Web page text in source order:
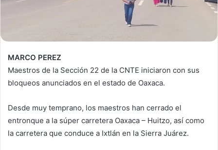
MARCO PEREZ
Maestros de la Sección 22 de la CNTE iniciaron con sus
bloqueos anunciados en el estado de Oaxaca.
Desde muy temprano, los maestros han cerrado el
entronque a la súper carretera Oaxaca – Huitzo, así como
la carretera que conduce a Ixtlán en la Sierra Juárez.